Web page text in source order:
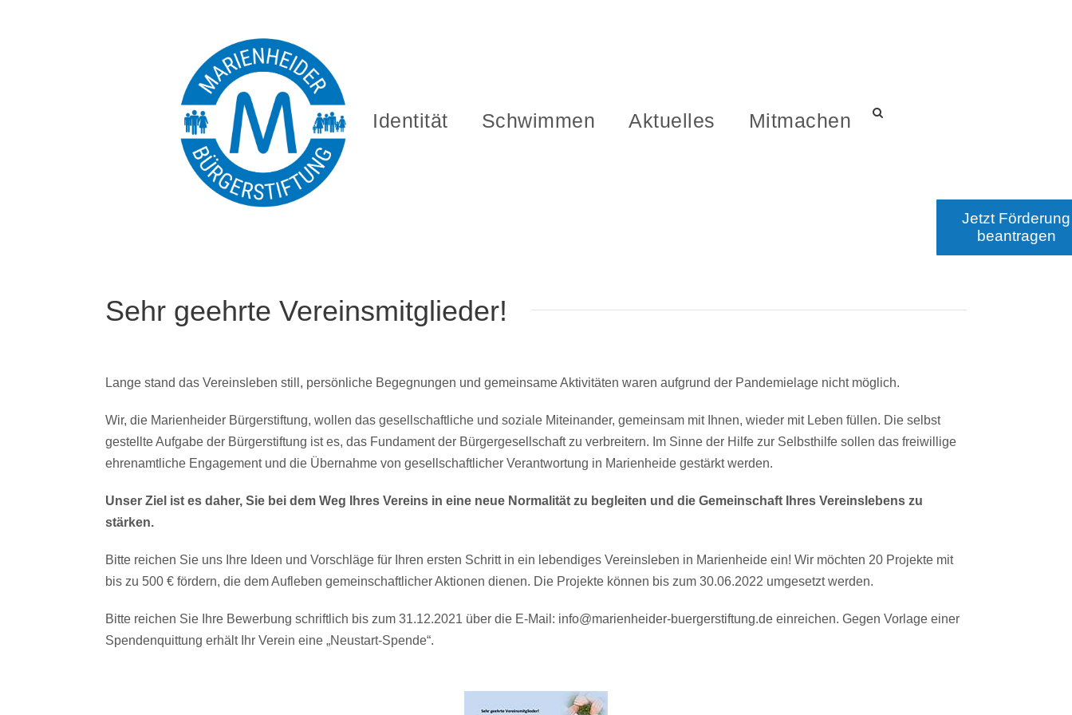
Identität Schwimmen Aktuelles Mitmachen
Sehr geehrte Vereinsmitglieder!
Lange stand das Vereinsleben still, persönliche Begegnungen und gemeinsame Aktivitäten waren aufgrund der Pandemielage nicht möglich.
Wir, die Marienheider Bürgerstiftung, wollen das gesellschaftliche und soziale Miteinander, gemeinsam mit Ihnen, wieder mit Leben füllen. Die selbst
gestellte Aufgabe der Bürgerstiftung ist es, das Fundament der Bürgergesellschaft zu verbreitern. Im Sinne der Hilfe zur Selbsthilfe sollen das freiwillige
ehrenamtliche Engagement und die Übernahme von gesellschaftlicher Verantwortung in Marienheide gestärkt werden.
Unser Ziel ist es daher, Sie bei dem Weg Ihres Vereins in eine neue Normalität zu begleiten und die Gemeinschaft Ihres Vereinslebens zu
stärken.
Bitte reichen Sie uns Ihre Ideen und Vorschläge für Ihren ersten Schritt in ein lebendiges Vereinsleben in Marienheide ein! Wir möchten 20 Projekte mit
bis zu 500 € fördern, die dem Aufleben gemeinschaftlicher Aktionen dienen. Die Projekte können bis zum 30.06.2022 umgesetzt werden.
Bitte reichen Sie Ihre Bewerbung schriftlich bis zum 31.12.2021 über die E-Mail: info@marienheider-buergerstiftung.de einreichen. Gegen Vorlage einer
Spendenquittung erhält Ihr Verein eine „Neustart-Spende“.
Jetzt Förderung
beantragen